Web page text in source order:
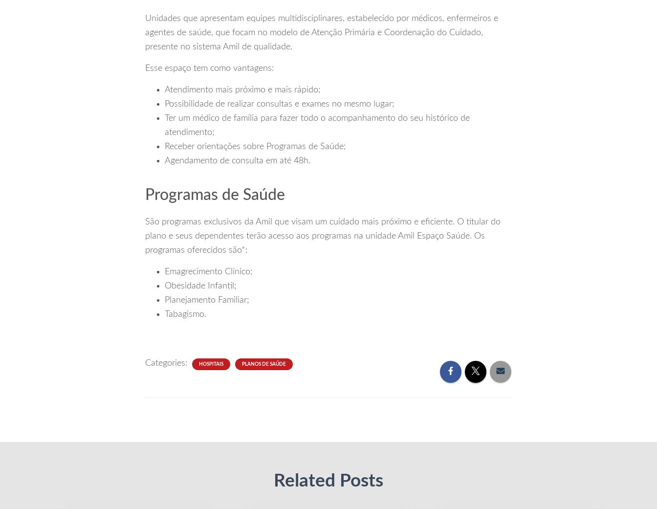
Unidades que apresentam equipes multidisciplinares, estabelecido por médicos, enfermeiros e
agentes de saúde, que focam no modelo de Atenção Primária e Coordenação do Cuidado,
presente no sistema Amil de qualidade.
Esse espaço tem como vantagens:
Atendimento mais próximo e mais rápido;
Possibilidade de realizar consultas e exames no mesmo lugar;
Ter um médico de família para fazer todo o acompanhamento do seu histórico de
atendimento;
Receber orientações sobre Programas de Saúde;
Agendamento de consulta em até 48h.
Programas de Saúde
São programas exclusivos da Amil que visam um cuidado mais próximo e eficiente. O titular do
plano e seus dependentes terão acesso aos programas na unidade Amil Espaço Saúde. Os
programas oferecidos são*:
Emagrecimento Clínico;
Obesidade Infantil;
Planejamento Familiar;
Tabagismo.
Categories: HOSPITAIS PLANOS DE SAÚDE
Related Posts